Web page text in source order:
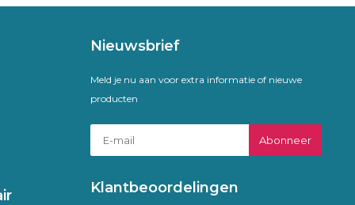
Nieuwsbrief
Meld je nu aan voor extra informatie of nieuwe
producten
Abonneer
Klantbeoordelingen